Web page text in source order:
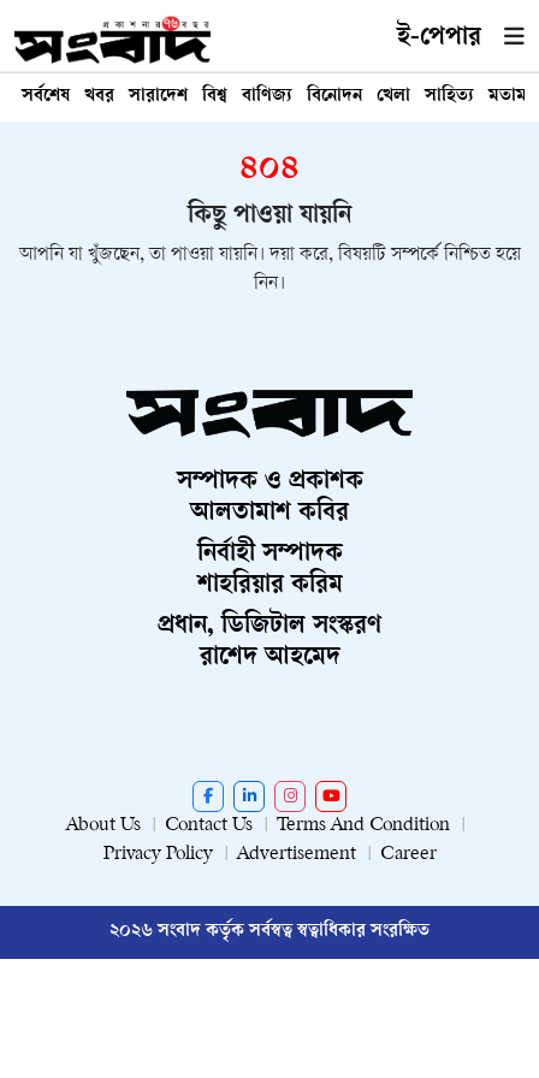
ই-পেপার
সর্বশেষ খবর সারাদেশ বিশ্ব বাণিজ্য বিনোদন খেলা সাহিত্য মতামত
৪০৪
কিছু পাওয়া যায়নি
আপনি যা খুঁজছেন, তা পাওয়া যায়নি। দয়া করে, বিষয়টি সম্পর্কে নিশ্চিত হয়ে
নিন।
সম্পাদক ও প্রকাশক
আলতামাশ কবির
নির্বাহী সম্পাদক
শাহরিয়ার করিম
প্রধান, ডিজিটাল সংস্করণ
রাশেদ আহমেদ
About Us Contact Us
Terms And Condition
Privacy Policy
Advertisement Career
২০২৬ সংবাদ কর্তৃক সর্বস্বত্ব স্বত্বাধিকার সংরক্ষিত